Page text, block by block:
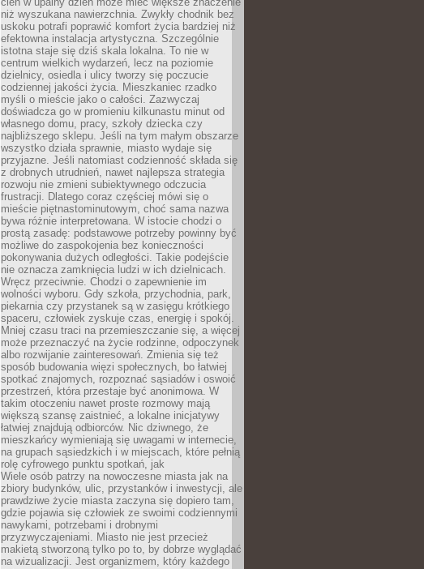
niż wyszukana nawierzchnia. Zwykły chodnik bez
uskoku potrafi poprawić komfort życia bardziej niż
efektowna instalacja artystyczna. Szczególnie
istotna staje się dziś skala lokalna. To nie w
centrum wielkich wydarzeń, lecz na poziomie
dzielnicy, osiedla i ulicy tworzy się poczucie
codziennej jakości życia. Mieszkaniec rzadko
myśli o mieście jako o całości. Zazwyczaj
doświadcza go w promieniu kilkunastu minut od
własnego domu, pracy, szkoły dziecka czy
najbliższego sklepu. Jeśli na tym małym obszarze
wszystko działa sprawnie, miasto wydaje się
przyjazne. Jeśli natomiast codzienność składa się
z drobnych utrudnień, nawet najlepsza strategia
rozwoju nie zmieni subiektywnego odczucia
frustracji. Dlatego coraz częściej mówi się o
mieście piętnastominutowym, choć sama nazwa
bywa różnie interpretowana. W istocie chodzi o
prostą zasadę: podstawowe potrzeby powinny być
możliwe do zaspokojenia bez konieczności
pokonywania dużych odległości. Takie podejście
nie oznacza zamknięcia ludzi w ich dzielnicach.
Wręcz przeciwnie. Chodzi o zapewnienie im
wolności wyboru. Gdy szkoła, przychodnia, park,
piekarnia czy przystanek są w zasięgu krótkiego
spaceru, człowiek zyskuje czas, energię i spokój.
Mniej czasu traci na przemieszczanie się, a więcej
może przeznaczyć na życie rodzinne, odpoczynek
albo rozwijanie zainteresowań. Zmienia się też
sposób budowania więzi społecznych, bo łatwiej
spotkać znajomych, rozpoznać sąsiadów i oswoić
przestrzeń, która przestaje być anonimowa. W
takim otoczeniu nawet proste rozmowy mają
większą szansę zaistnieć, a lokalne inicjatywy
łatwiej znajdują odbiorców. Nic dziwnego, że
mieszkańcy wymieniają się uwagami w internecie,
na grupach sąsiedzkich i w miejscach, które pełnią
rolę cyfrowego punktu spotkań, jak
Wiele osób patrzy na nowoczesne miasta jak na
zbiory budynków, ulic, przystanków i inwestycji, ale
prawdziwe życie miasta zaczyna się dopiero tam,
gdzie pojawia się człowiek ze swoimi codziennymi
nawykami, potrzebami i drobnymi
przyzwyczajeniami. Miasto nie jest przecież
makietą stworzoną tylko po to, by dobrze wyglądać
na wizualizacji. Jest organizmem, który każdego